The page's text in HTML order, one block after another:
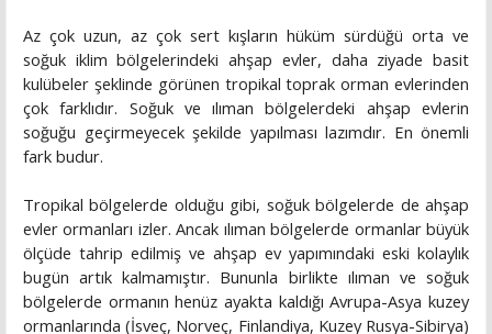
Az çok uzun, az çok sert kışların hüküm sürdüğü orta ve
soğuk iklim bölgelerindeki ahşap evler, daha ziyade basit
kulübeler şeklinde görünen tropikal toprak orman evlerinden
çok farklıdır. Soğuk ve ılıman bölgelerdeki ahşap evlerin
soğuğu geçirmeyecek şekilde yapılması lazımdır. En önemli
fark budur.
Tropikal bölgelerde olduğu gibi, soğuk bölgelerde de ahşap
evler ormanları izler. Ancak ılıman bölgelerde ormanlar büyük
ölçüde tahrip edilmiş ve ahşap ev yapımındaki eski kolaylık
bugün artık kalmamıştır. Bununla birlikte ılıman ve soğuk
bölgelerde ormanın henüz ayakta kaldığı Avrupa-Asya kuzey
ormanlarında (İsveç, Norveç, Finlandiya, Kuzey Rusya-Sibirya)